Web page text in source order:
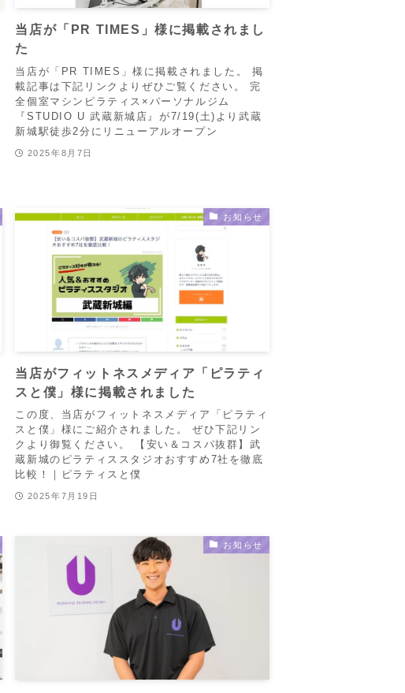
当店が「PR TIMES」様に掲載されまし
た
当店が「PR TIMES」様に掲載されました。 掲
載記事は下記リンクよりぜひご覧ください。 完
全個室マシンピラティス×パーソナルジム
『STUDIO U 武蔵新城店』が7/19(土)より武蔵
新城駅徒歩2分にリニューアルオープン
2025年8月7日
お知らせ
当店がフィットネスメディア「ピラティ
スと僕」様に掲載されました
この度、当店がフィットネスメディア「ピラティ
スと僕」様にご紹介されました。 ぜひ下記リン
クより御覧ください。 【安い＆コスパ抜群】武
蔵新城のピラティススタジオおすすめ7社を徹底
比較！｜ピラティスと僕
2025年7月19日
お知らせ